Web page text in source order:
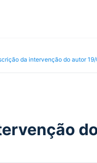
da intervenção do autor